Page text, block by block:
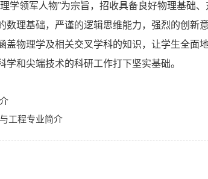
学领军人物”为宗旨，招收具备良好物理基础
数理基础，严谨的逻辑思维能力，强烈的创新
盖物理学及相关交叉学科的知识，让学生全面
学和尖端技术的科研工作打下坚实基础。
工程专业简介